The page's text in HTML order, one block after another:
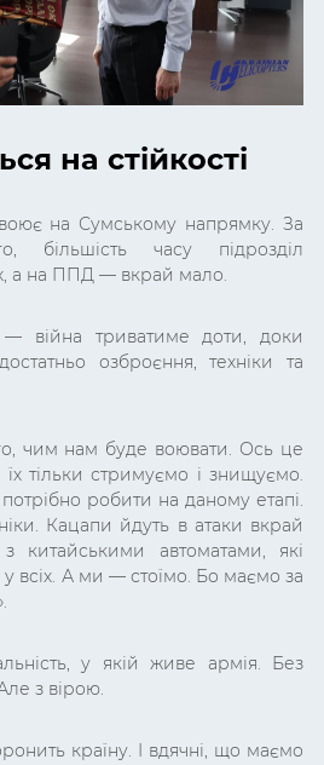
на стійкості
воює на Сумському напрямку. За
більшість часу підрозділ
а на ППД — вкрай мало.
війна триватиме доти, доки
озброєння, техніки та
чим нам буде воювати. Ось це
тільки стримуємо і знищуємо.
робити на даному етапі.
Кацапи йдуть в атаки вкрай
китайськими автоматами, які
у всіх. А ми — стоїмо. Бо маємо за
у якій живе армія. Без
з вірою.
країну. І вдячні, що маємо